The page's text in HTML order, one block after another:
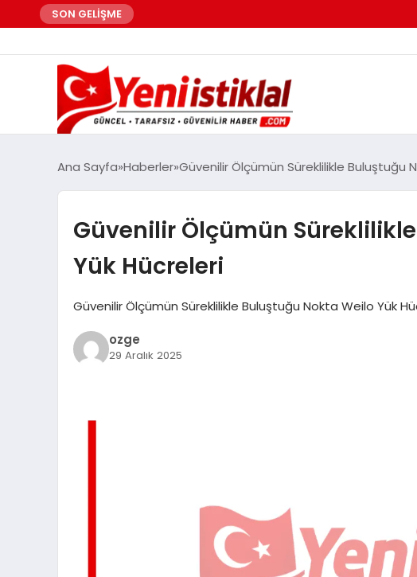
SON GELİŞME
Ana Sayfa Haberler Güvenilir Ölçümün Süreklilikle Buluştuğu
Güvenilir Ölçümün
Yük Hücreleri
Güvenilir Ölçümün Süreklilikle Buluştuğu Nokta Weilo Yük
ozge
29 Aralık 2025